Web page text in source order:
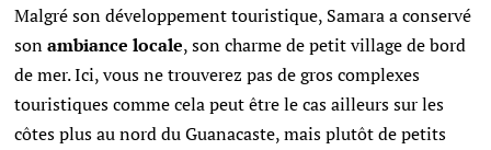
Malgré son développement touristique, Samara a conservé
sonambiance locale, son charme de petit village de bord
de mer. Ici, vous ne trouverez pas de gros complexes
touristiques comme cela peut être le cas ailleurs sur les
côtes plus au nord du Guanacaste, mais plutôt de petits